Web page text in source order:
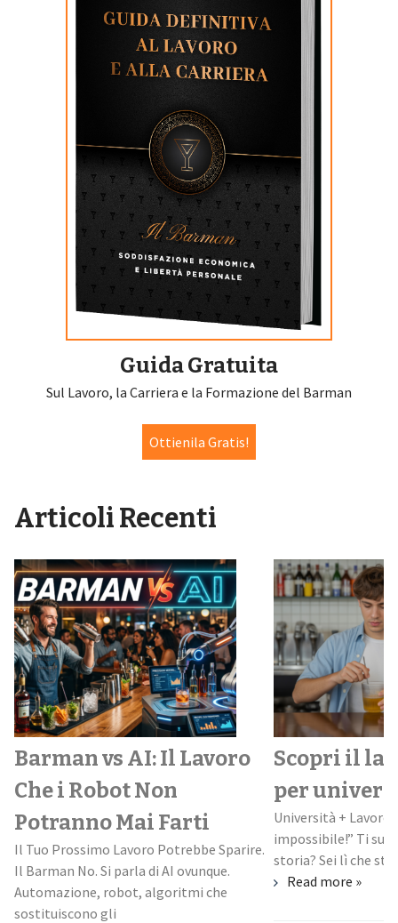
Guida Gratuita
Sul Lavoro, la Carriera e la Formazione del Barman
Ottienila Gratis!
Articoli Recenti
Barman vs AI: Il Lavoro
Che i Robot Non
Potranno Mai Farti
Il Tuo Prossimo Lavoro Potrebbe Sparire.
Il Barman No. Si parla di AI ovunque.
Automazione, robot, algoritmi che
sostituiscono gli
Scopri il
per
Università +
impossibile!” Ti
storia? Sei lì che
Read more »